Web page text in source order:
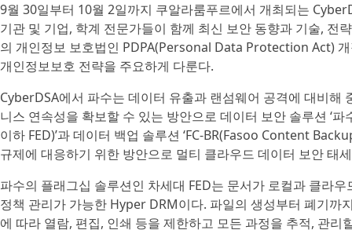
9월 30일부터 10월 2일까지 쿠알라룸푸르에서 개최되는
기관 및 기업, 학계 전문가들이 함께 최신 보안 동향과 기술, 전
의 개인정보 보호법인 PDPA(Personal Data Protection Act)
개인정보보호 전략을 주요하게 다룬다.
CyberDSA에서 파수는 데이터 유출과 랜섬웨어 공격에 대비해
니스 연속성을 확보할 수 있는 방안으로 데이터 보안 솔루션 ‘
이하 FED)’과 데이터 백업 솔루션 ‘FC-BR(Fasoo Content
규제에 대응하기 위한 방안으로 멀티 클라우드 데이터 보안 태
파수의 플래그십 솔루션인 차세대 FED는 문서가 로컬과 클라
정책 관리가 가능한 Hyper DRM이다. 파일의 생성부터 폐기까
에 따라 열람, 편집, 인쇄 등을 제한하고 모든 과정을 추적, 관리